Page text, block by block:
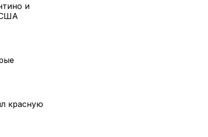
и
США
красную